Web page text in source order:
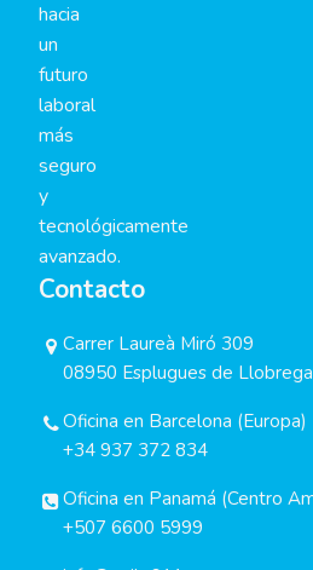
hacia
un
futuro
laboral
más
seguro
y
tecnológicamente
avanzado.
Contacto
Carrer Laureà Miró 309
08950 Esplugues de
Oficina en Barcelona (Europa)
+34 937 372 834
Oficina en Panamá (Centro
+507 6600 5999